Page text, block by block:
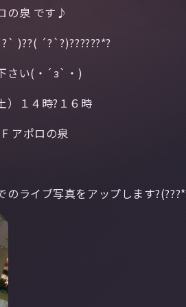
の泉 です♪
)??( ´?`?)??????*?
さい(・´з`・)
）１４時?１６時
アポロの泉
のライブ写真をアップします